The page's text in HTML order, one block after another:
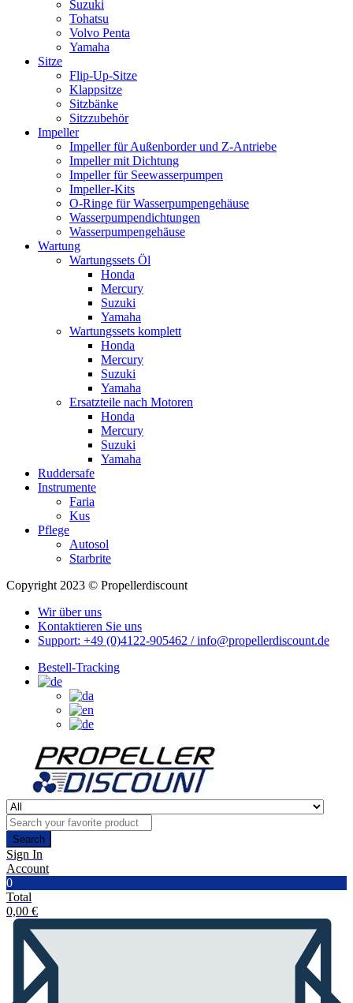
Suzuki
Tohatsu
Volvo Penta
Yamaha
Sitze
Flip-Up-Sitze
Klappsitze
Sitzbänke
Sitzzubehör
Impeller
Impeller für Außenborder und Z-Antriebe
Impeller mit Dichtung
Impeller für Seewasserpumpen
Impeller-Kits
O-Ringe für Wasserpumpengehäuse
Wasserpumpendichtungen
Wasserpumpengehäuse
Wartung
Wartungssets Öl
Honda
Mercury
Suzuki
Yamaha
Wartungssets komplett
Honda
Mercury
Suzuki
Yamaha
Ersatzteile nach Motoren
Honda
Mercury
Suzuki
Yamaha
Ruddersafe
Instrumente
Faria
Kus
Pflege
Autosol
Starbrite
Copyright 2023 © Propellerdiscount
Wir über uns
Kontaktieren Sie uns
Support: +49 (0)4122-905462 / info@propellerdiscount.de
Bestell-Tracking
Search
Sign In
Account
0
Total
0,00 €